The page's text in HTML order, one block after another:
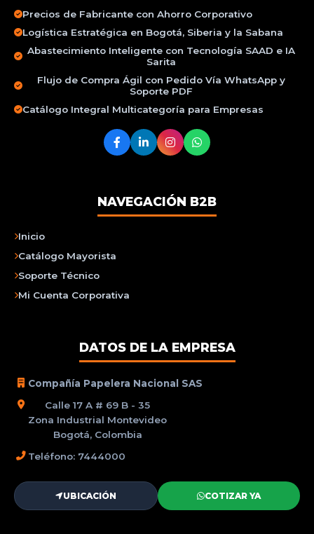
Precios de Fabricante con Ahorro Corporativo
Logística Estratégica en Bogotá, Siberia y la Sabana
Abastecimiento Inteligente con Tecnología SAAD e IA
Sarita
Flujo de Compra Ágil con Pedido Vía WhatsApp y
Soporte PDF
Catálogo Integral Multicategoría para Empresas
NAVEGACIÓN B2B
Inicio
Catálogo Mayorista
Soporte Técnico
Mi Cuenta Corporativa
DATOS DE LA EMPRESA
Compañía Papelera Nacional SAS
Calle 17 A # 69 B - 35
Zona Industrial Montevideo
Bogotá, Colombia
Teléfono: 7444000
UBICACIÓN COTIZAR YA